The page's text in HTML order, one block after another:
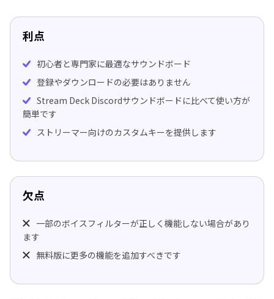
利点
初心者と専門家に最適なサウンドボード
登録やダウンロードの必要はありません
Stream Deck Discordサウンドボードに比べて使い方が
簡単です
ストリーマー向けのカスタムキーを提供します
欠点
一部のボイスフィルターが正しく機能しない場合があり
ます
無料版に更多の機能を追加すべきです